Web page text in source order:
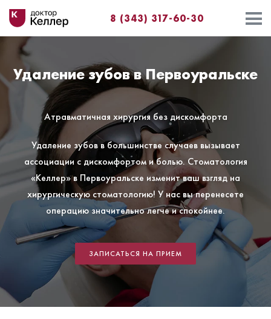
8 (343) 317-60-30
Удаление зубов в Первоуральске
Атравматичная хирургия без дискомфорта
Удаление зубов в большинстве случаев вызывает
ассоциации с дискомфортом и болью. Стоматология
«Келлер» в Первоуральске изменит ваш взгляд на
хирургическую стоматологию! У нас вы перенесете
операцию значительно легче и спокойнее.
ЗАПИСАТЬСЯ НА ПРИЕМ